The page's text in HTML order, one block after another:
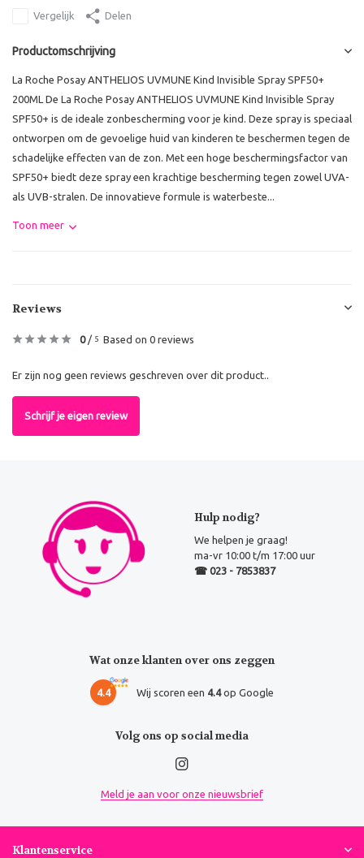
Vergelijk Delen
Productomschrijving
La Roche Posay ANTHELIOS UVMUNE Kind Invisible Spray SPF50+
200ML De La Roche Posay ANTHELIOS UVMUNE Kind Invisible Spray
SPF50+ is de ideale zonbescherming voor je kind. Deze spray is speciaal
ontworpen om de gevoelige huid van kinderen te beschermen tegen de
schadelijke effecten van de zon. Met een hoge beschermingsfactor van
SPF50+ biedt deze spray een krachtige bescherming tegen zowel UVA-
als UVB-stralen. De innovatieve formule is waterbeste...
Toon meer
Reviews
0/ 5 Based on 0 reviews
Er zijn nog geen reviews geschreven over dit product..
Schrijf je eigen review
Hulp nodig?
We helpen je graag!
ma-vr 10:00 t/m 17:00 uur
☎ 023 - 7853837
Wat onze klanten over ons zeggen
4.4 Wij scoren een 4.4op Google
Volg ons op social media
Meld je aan voor onze nieuwsbrief
Klantenservice